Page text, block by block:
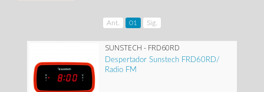
Ant. 01 Sig.
SUNSTECH - FRD60RD
Despertador Sunstech FRD60RD/
Radio FM